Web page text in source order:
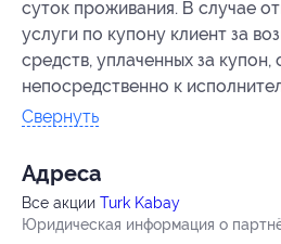
суток проживания. В случае
услуги по купону клиент за
средств, уплаченных за купон,
непосредственно к
Свернуть
Адресa
Все акции Turk Kabay
Юридическая информация о